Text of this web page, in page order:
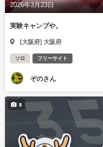
2026年3月23日
実験キャンプや。
[大阪府] 大阪府
ソロ フリーサイト
ぞのさん
8